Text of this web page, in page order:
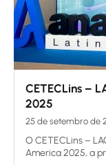
CETECLins –
2025
25 de setembro de
O CETECLins –
America 2025, a